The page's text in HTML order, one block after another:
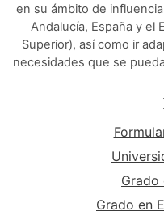
en su ámbito de
Andalucía, España y el
Superior), así como ir
necesidades que se
Grado
Grado en